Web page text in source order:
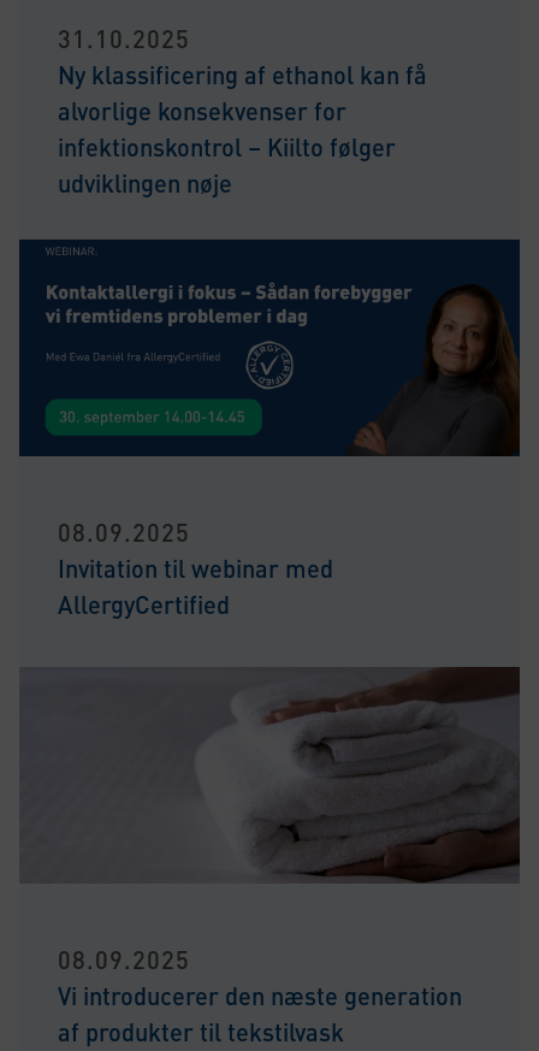
31.10.2025
Ny klassificering af ethanol kan få
alvorlige konsekvenser for
infektionskontrol – Kiilto følger
udviklingen nøje
08.09.2025
Invitation til webinar med
AllergyCertified
08.09.2025
Vi introducerer den næste generation
af produkter til tekstilvask